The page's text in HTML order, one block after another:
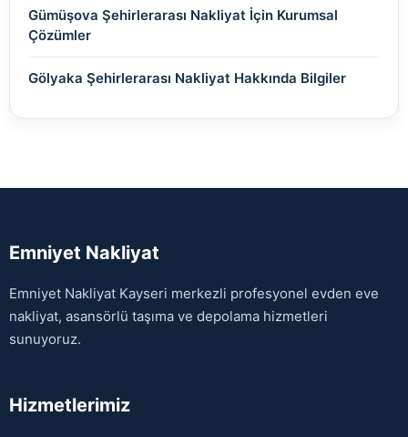
Gümüşova Şehirlerarası Nakliyat İçin Kurumsal
Çözümler
Gölyaka Şehirlerarası Nakliyat Hakkında Bilgiler
Emniyet Nakliyat
Emniyet Nakliyat Kayseri merkezli profesyonel evden eve
nakliyat, asansörlü taşıma ve depolama hizmetleri
sunuyoruz.
Hizmetlerimiz